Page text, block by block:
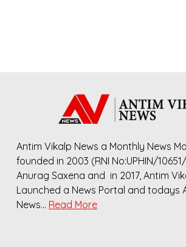
Antim Vikalp News a Monthly News
founded in 2003 (RNI No:UPHIN/
Anurag Saxena and in 2017, Antim
Launched a News Portal and todays
News… Read More